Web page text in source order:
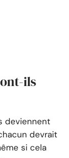
ils
deviennent
devrait
si cela